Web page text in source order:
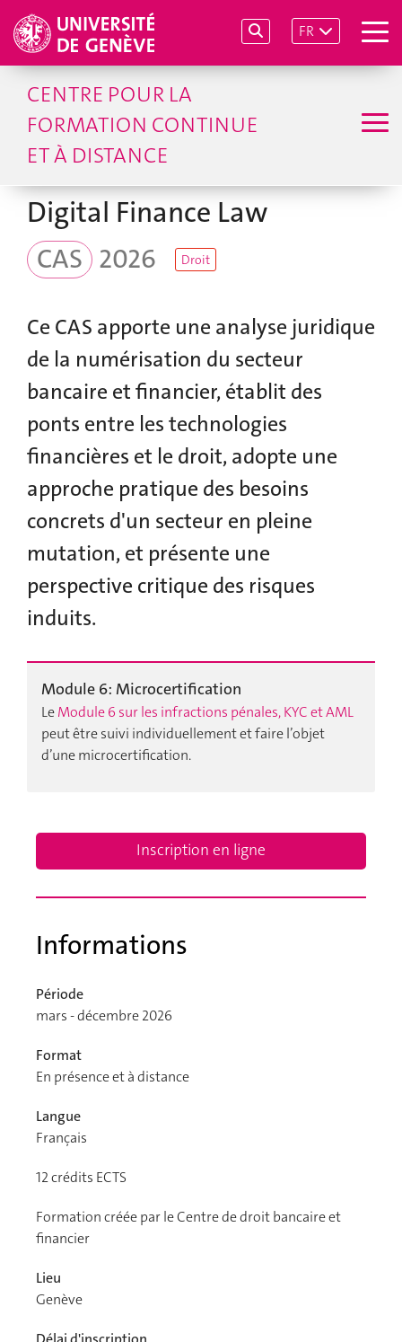
FR
CENTRE POUR LA
FORMATION CONTINUE
ET À DISTANCE
Digital Finance Law
CAS 2026 Droit
Ce CAS apporte une analyse juridique
de la numérisation du secteur
bancaire et financier, établit des
ponts entre les technologies
financières et le droit, adopte une
approche pratique des besoins
concrets d'un secteur en pleine
mutation, et présente une
perspective critique des risques
induits.
Module 6: Microcertification
LeModule 6 sur les infractions pénales, KYC et AML
peut être suivi individuellement et faire l’objet
d’une microcertification.
Inscription en ligne
Informations
Période
mars - décembre 2026
Format
En présence et à distance
Langue
Français
12crédits ECTS
Formation créée par le Centre de droit bancaire et
financier
Lieu
Genève